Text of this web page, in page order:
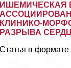
ИШЕМИЧЕСКАЯ
КЛИНИКО-
РАЗРЫВА
Статья в формате